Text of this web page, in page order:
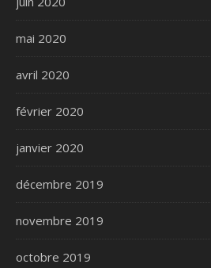
mai 2020
avril 2020
février 2020
janvier 2020
décembre 2019
novembre 2019
octobre 2019